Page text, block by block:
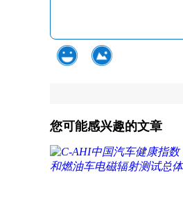
您可能感兴趣的文章